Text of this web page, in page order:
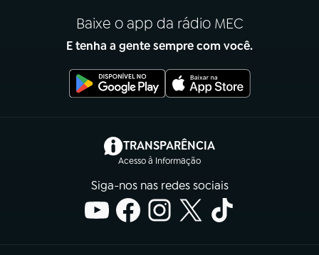
Baixe o app da rádio MEC
E tenha a gente sempre com você.
TRANSPARÊNCIA
Acesso à Informação
(abre em nova aba)
Siga-nos nas redes sociais